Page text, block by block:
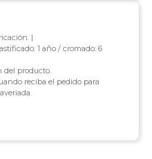
|
1 año / cromado: 6
del producto.
reciba el pedido para